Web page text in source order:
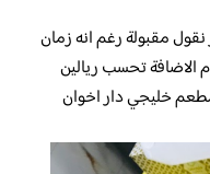
مقبولة رغم انه زمان
الاضافة تحسب ريالين
مطعم خليجي دار اخوان